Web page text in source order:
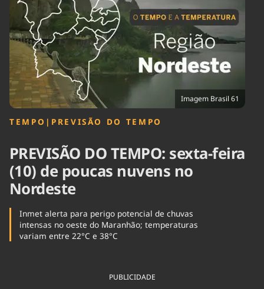
Brasil Mineral
Ciência &
Tecnologia
Cinema
Economia
Educação
Infraestrutura
Internacional
Política
Saúde
Tempo
Imagem Brasil 61
TEMPO | PREVISÃO DO TEMPO
PREVISÃO DO TEMPO: sexta-feira
(10) de poucas nuvens no
Nordeste
Inmet alerta para perigo potencial de chuvas
intensas no oeste do Maranhão; temperaturas
variam entre 22°C e 38°C
PUBLICIDADE